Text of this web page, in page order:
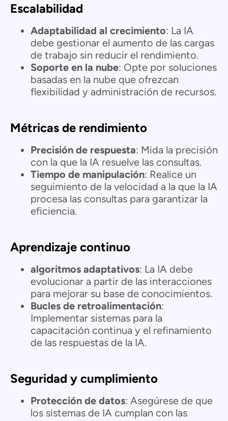
Escalabilidad
Adaptabilidad al crecimiento: La IA
debe gestionar el aumento de las cargas
de trabajo sin reducir el rendimiento.
Soporte en la nube: Opte por soluciones
basadas en la nube que ofrezcan
flexibilidad y administración de recursos.
Métricas de rendimiento
Precisión de respuesta: Mida la precisión
con la que la IA resuelve las consultas.
Tiempo de manipulación: Realice un
seguimiento de la velocidad a la que la IA
procesa las consultas para garantizar la
eficiencia.
Aprendizaje continuo
algoritmos adaptativos: La IA debe
evolucionar a partir de las interacciones
para mejorar su base de conocimientos.
Bucles de retroalimentación:
Implementar sistemas para la
capacitación continua y el refinamiento
de las respuestas de la IA.
Seguridad y cumplimiento
Protección de datos: Asegúrese de que
los sistemas de IA cumplan con las